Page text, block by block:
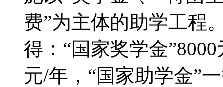
费”为主体的助学工程
得：“国家奖学金
元/年，“国家助学金”